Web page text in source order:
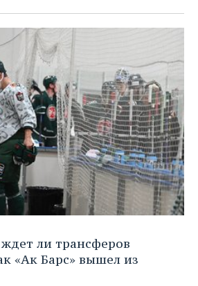
ли трансферов
«Ак Барс» вышел из